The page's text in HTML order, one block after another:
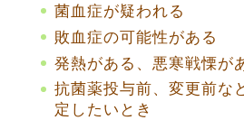
菌血症が疑われる
敗血症の可能性がある
発熱がある、悪寒戦慄が
抗菌薬投与前、変更前な
定したいとき